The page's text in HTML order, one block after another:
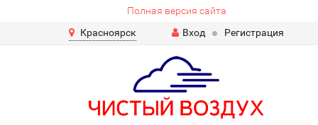
Полная версия сайта
Красноярск
Вход Регистрация